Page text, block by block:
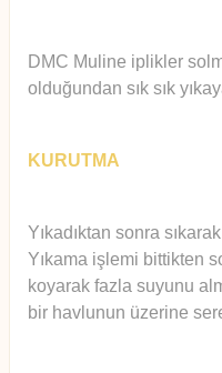
DMC Muline iplikler
olduğundan sık sık
KURUTMA
Yıkadıktan sonra
Yıkama işlemi bittikten
koyarak fazla suyunu
bir havlunun üzerine